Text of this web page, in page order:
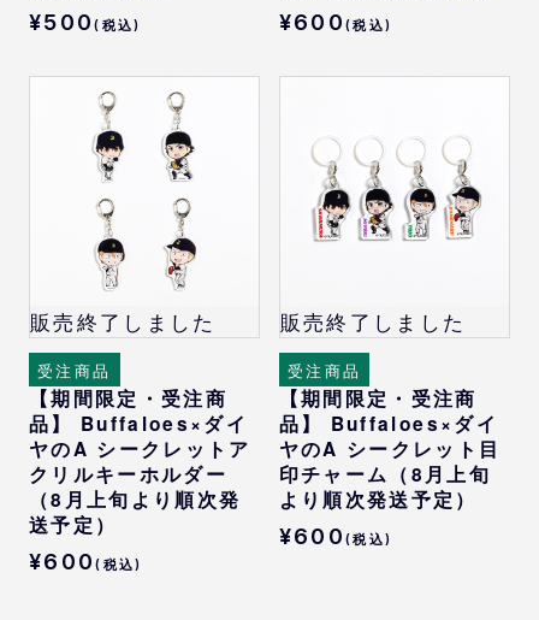
¥500(税込) ¥600(税込)
販売終了しました
受注商品
【期間限定・受注商
品】 Buffaloes×ダイ
ヤのA シークレットア
クリルキーホルダー
（8月上旬より順次発
送予定）
¥600(税込)
販売終了しました
受注商品
【期間限定・受注商
品】 Buffaloes×ダイ
ヤのA シークレット目
印チャーム（8月上旬
より順次発送予定）
¥600(税込)